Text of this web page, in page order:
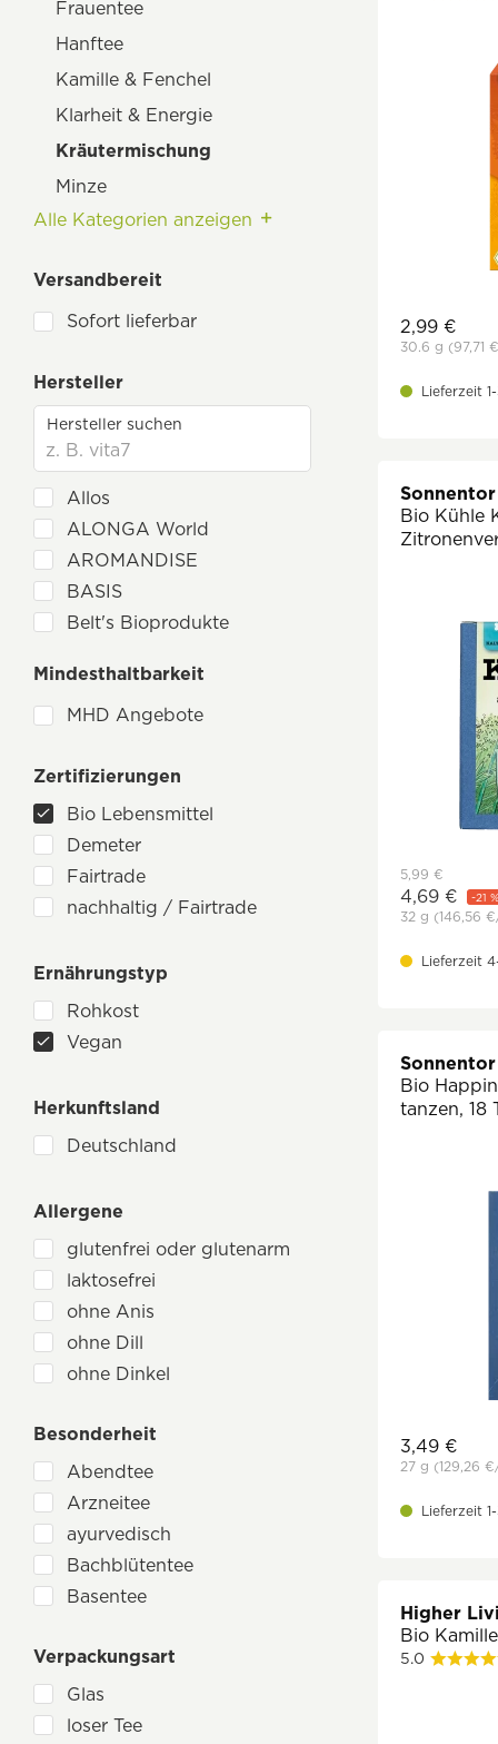
Frauentee
Hanftee
Kamille & Fenchel
Klarheit & Energie
Kräutermischung
Minze
Wildkräuter
Säfte, Smoothies & Shots
Wein, Bier & Spirituosen
Alle Kategorien anzeigen
Versandbereit
Sofort lieferbar
Hersteller
Allos
ALONGA World
AROMANDISE
BASIS
Belt's Bioprodukte
Cha Do
Cleo's
dennree
Doc Nature’s
English Tea Shop
Everstaler
GEPA
Hari Tea
Lebensbaum
Michael Droste-Laux
P. Jentschura
Salus
Shotimaa
SonnenMoor
Sonnentor
TS Import
Voelkel
Mindesthaltbarkeit
MHD Angebote
Zertifizierungen
Bio Lebensmittel
Demeter
Fairtrade
nachhaltig / Fairtrade
Ernährungstyp
Rohkost
Vegan
Herkunftsland
Deutschland
Allergene
glutenfrei oder glutenarm
laktosefrei
ohne Anis
ohne Dill
ohne Dinkel
ohne Erdnüsse
ohne Fenchel
ohne Fructose
ohne Gerste
ohne Glutamat
ohne Hafer
ohne Hefe
ohne Hühnchenfleisch
ohne Kakao
Besonderheit
Abendtee
Arzneitee
ayurvedisch
Bachblütentee
Basentee
erfrischend
exotisch
Frauentee
Verpackungsart
Glas
loser Tee
2,99 €
30.6 g (97,71 €
Lieferzeit
Sonnentor
Bio Kühle
5,99 €
4,69 € -21 %
32 g (146,56 €
Lieferzeit
Sonnentor
Bio
tanzen, 18
3,49 €
27 g (129,26 €
Lieferzeit
Higher
Bio
5.0